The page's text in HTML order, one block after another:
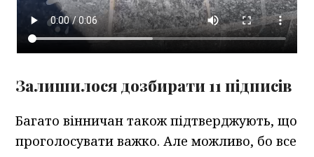
Залишилося дозбирати 11 підписів
Багато вінничан також підтверджують, що
проголосувати важко. Але можливо, бо все